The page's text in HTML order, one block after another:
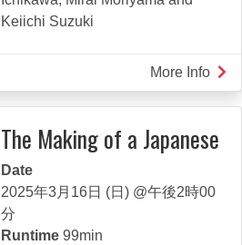
Keiichi Suzuki
More Info
The Making of a Japanese
Date
2025年3月16日 (日) @午後2時00
分
Runtime 99min